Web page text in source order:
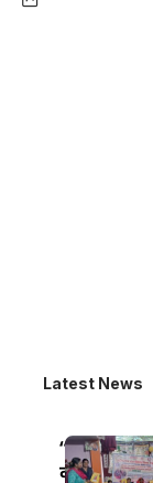
Latest News
“सखी
को